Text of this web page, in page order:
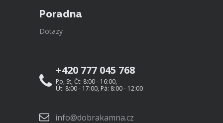
Poradna
Dotazy
+420 777 045 768
Po, St, Čt: 8:00 - 16:00,
Út: 8:00 - 17:00, Pá: 8:00 - 12:00
info@dobrakamna.cz